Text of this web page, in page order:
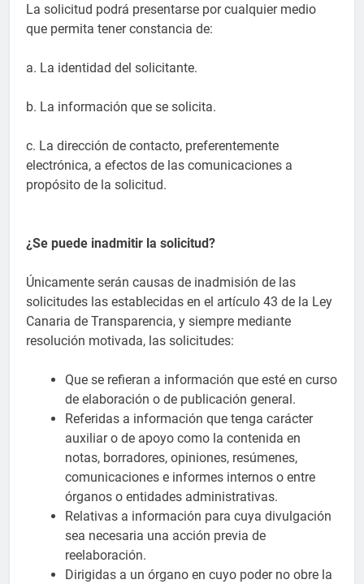
La solicitud podrá presentarse por cualquier medio
que permita tener constancia de:
a. La identidad del solicitante.
b. La información que se solicita.
c. La dirección de contacto, preferentemente
electrónica, a efectos de las comunicaciones a
propósito de la solicitud.
¿Se puede inadmitir la solicitud?
Únicamente serán causas de inadmisión de las
solicitudes las establecidas en el artículo 43 de la Ley
Canaria de Transparencia, y siempre mediante
resolución motivada, las solicitudes:
Que se refieran a información que esté en curso
de elaboración o de publicación general.
Referidas a información que tenga carácter
auxiliar o de apoyo como la contenida en
notas, borradores, opiniones, resúmenes,
comunicaciones e informes internos o entre
órganos o entidades administrativas.
Relativas a información para cuya divulgación
sea necesaria una acción previa de
reelaboración.
Dirigidas a un órgano en cuyo poder no obre la